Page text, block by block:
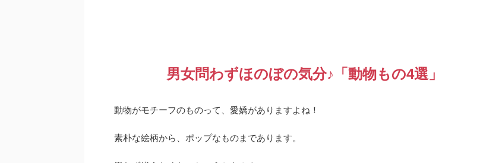
男女問わずほのぼの気分♪「動物もの4選」
動物がモチーフのものって、愛嬌がありますよね！
素朴な絵柄から、ポップなものまであります。